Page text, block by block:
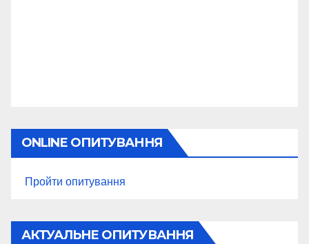
ONLINE ОПИТУВАННЯ
Пройти опитування
АКТУАЛЬНЕ ОПИТУВАННЯ